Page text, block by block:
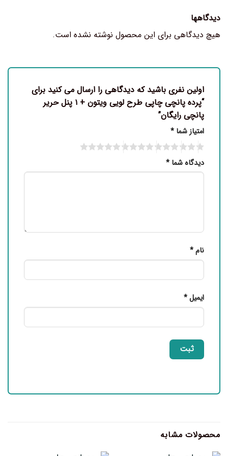
دیدگاهها
هیچ دیدگاهی برای این محصول نوشته نشده است.
اولین نفری باشید که دیدگاهی را ارسال می کنید برای
“پرده پانچی چاپی طرح لویی ویتون + ۱ پنل حریر
پانچی رایگان”
امتیاز شما *
دیدگاه شما *
نام*
ایمیل*
محصولات مشابه